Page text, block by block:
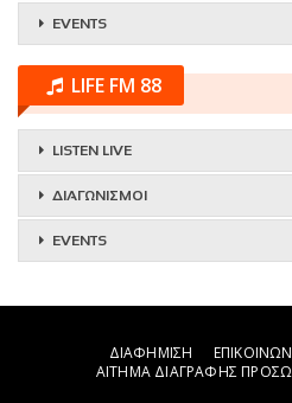
EVENTS
LIFE FM 88
LISTEN LIVE
ΔΙΑΓΩΝΙΣΜΟΙ
EVENTS
ΔΙΑΦΗΜΙΣΗ
ΑΙΤΗΜΑ ΔΙΑΓΡΑΦΗΣ